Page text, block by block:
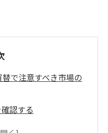
で注意すべき市場の
認する
に与える影響